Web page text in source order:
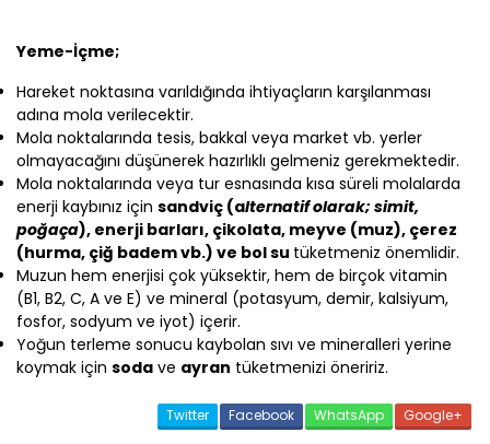
Yeme-İçme;
Hareket noktasına varıldığında ihtiyaçların karşılanması
adına mola verilecektir.
Mola noktalarında tesis, bakkal veya market vb. yerler
olmayacağını düşünerek hazırlıklı gelmeniz gerekmektedir.
Mola noktalarında veya tur esnasında kısa süreli molalarda
enerji kaybınız için sandviç (alternatif olarak; simit,
poğaça), enerji barları, çikolata, meyve (muz), çerez
(hurma, çiğ badem vb.) ve bol su tüketmeniz önemlidir.
Muzun hem enerjisi çok yüksektir, hem de birçok vitamin
(B1, B2, C, A ve E) ve mineral (potasyum, demir, kalsiyum,
fosfor, sodyum ve iyot) içerir.
Yoğun terleme sonucu kaybolan sıvı ve mineralleri yerine
koymak için soda ve ayran tüketmenizi öneririz.
Twitter Facebook WhatsApp Google+